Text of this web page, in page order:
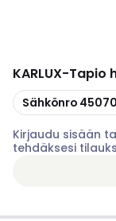
KARLUX-Tapio
Kopioi
Sähkönro
Kirjaudu sisään
tehdäksesi